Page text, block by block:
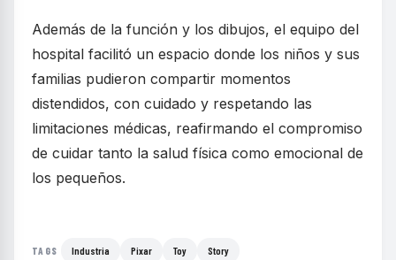
Además de la función y los dibujos, el equipo del
hospital facilitó un espacio donde los niños y sus
familias pudieron compartir momentos
distendidos, con cuidado y respetando las
limitaciones médicas, reafirmando el compromiso
de cuidar tanto la salud física como emocional de
los pequeños.
TAGS Industria Pixar Toy Story